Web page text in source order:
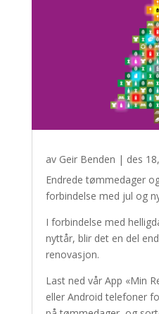
av Geir Benden | des
Endrede tømmedager
forbindelse med jul og
I forbindelse med
nyttår, blir det en del
renovasjon.
Last ned vår App «Min
eller Android telefoner